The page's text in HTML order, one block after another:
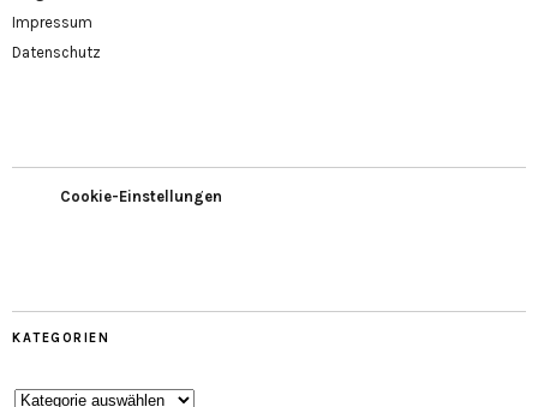
Impressum
Datenschutz
Cookie-Einstellungen
KATEGORIEN
Kategorien